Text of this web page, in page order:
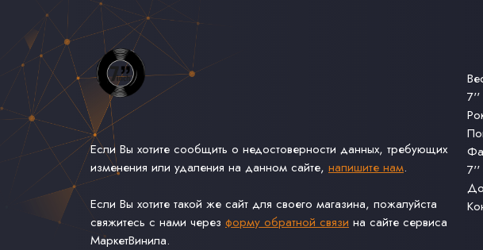
Если Вы хотите сообщить о недостоверности данных, требующих
изменения или удаления на данном сайте, напишите нам.
Если Вы хотите такой же сайт для своего магазина, пожалуйста
свяжитесь с нами через форму обратной связи на сайте сервиса
МаркетВинила.
7''
7''